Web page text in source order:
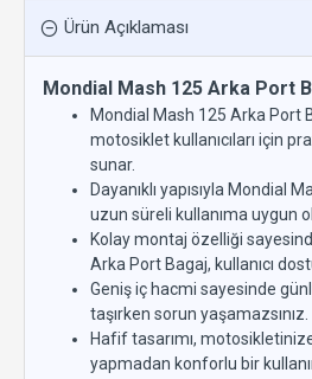
Ürün Açıklaması
Mondial Mash 125 Arka Port
Mondial Mash 125 Arka Port
motosiklet kullanıcıları için
sunar.
Dayanıklı yapısıyla Mondial
uzun süreli kullanıma uygun
Kolay montaj özelliği
Arka Port Bagaj, kullanıcı
Geniş iç hacmi sayesinde
taşırken sorun yaşamazsınız.
Hafif tasarımı,
yapmadan konforlu bir